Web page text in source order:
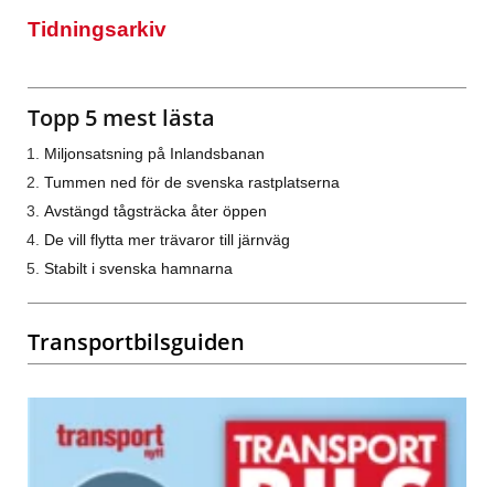
Tidningsarkiv
Topp 5 mest lästa
Miljonsatsning på Inlandsbanan
Tummen ned för de svenska rastplatserna
Avstängd tågsträcka åter öppen
De vill flytta mer trävaror till järnväg
Stabilt i svenska hamnarna
Transportbilsguiden